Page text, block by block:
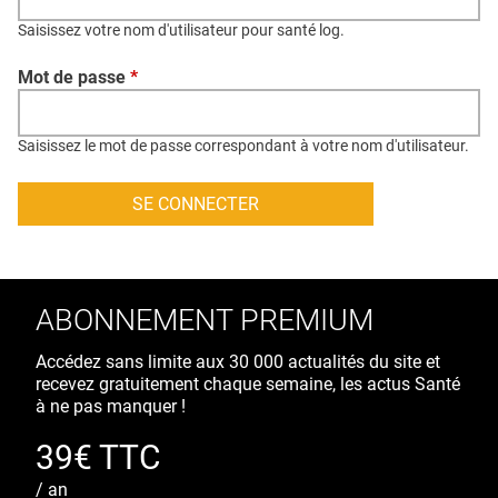
CONTACT
CRÉDITS
Saisissez votre nom d'utilisateur pour santé log.
Mot de passe *
Saisissez le mot de passe correspondant à votre nom d'utilisateur.
ABONNEMENT PREMIUM
Accédez sans limite aux 30 000 actualités du site et
recevez gratuitement chaque semaine, les actus Santé
à ne pas manquer !
39€ TTC
/ an